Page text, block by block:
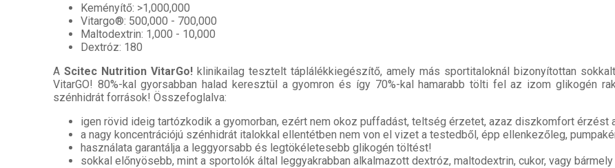
Keményítő: >1,000,000
Vitargo®: 500,000 - 700,000
Maltodextrin: 1,000 - 10,000
Dextróz: 180
A Scitec Nutrition VitarGo! klinikailag tesztelt táplálékkiegészítő, amely más sportitaloknál bizonyítottan
VitarGO! 80%-kal gyorsabban halad keresztül a gyomron és így 70%-kal hamarabb tölti fel az izom glikogén
szénhidrát források! Összefoglalva:
igen rövid ideig tartózkodik a gyomorban, ezért nem okoz puffadást, teltség érzetet, azaz diszkomfort érzést
a nagy koncentrációjú szénhidrát italokkal ellentétben nem von el vizet a testedből, épp ellenkezőleg,
használata garantálja a leggyorsabb és legtökéletesebb glikogén töltést!
sokkal előnyösebb, mint a sportolók által leggyakrabban alkalmazott dextróz, maltodextrin, cukor, vagy